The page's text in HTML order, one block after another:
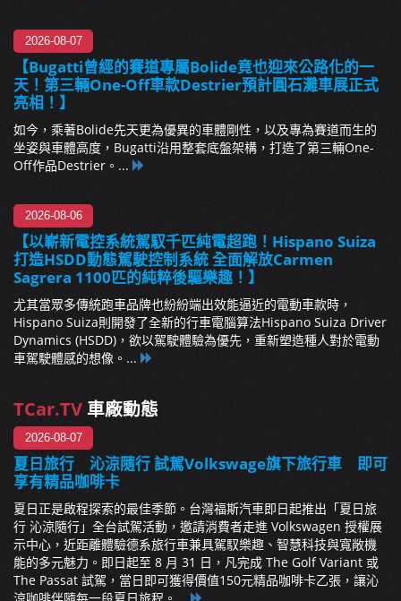
2026-08-07
【Bugatti曾經的賽道專屬Bolide竟也迎來公路化的一
天！第三輛One-Off車款Destrier預計圓石灘車展正式
亮相！】
如今，乘著Bolide先天更為優異的車體剛性，以及專為賽道而生的
坐姿與車體高度，Bugatti沿用整套底盤架構，打造了第三輛One-
Off作品Destrier。...
2026-08-06
【以嶄新電控系統駕馭千匹純電超跑！Hispano Suiza
打造HSDD動態駕駛控制系統 全面解放Carmen
Sagrera 1100匹的純粹後驅樂趣！】
尤其當眾多傳統跑車品牌也紛紛端出效能逼近的電動車款時，
Hispano Suiza則開發了全新的行車電腦算法Hispano Suiza Driver
Dynamics (HSDD)，欲以駕駛體驗為優先，重新塑造種人對於電動
車駕駛體感的想像。...
TCar.TV 車廠動態
2026-08-07
夏日旅行 沁涼隨行 試駕Volkswage旗下旅行車 即可
享有精品咖啡卡
夏日正是啟程探索的最佳季節。台灣福斯汽車即日起推出「夏日旅
行 沁涼隨行」全台試駕活動，邀請消費者走進 Volkswagen 授權展
示中心，近距離體驗德系旅行車兼具駕馭樂趣、智慧科技與寬敞機
能的多元魅力。即日起至 8 月 31 日，凡完成 The Golf Variant 或
The Passat 試駕，當日即可獲得價值150元精品咖啡卡乙張，讓沁